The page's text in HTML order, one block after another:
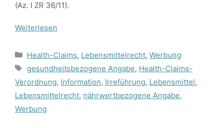
(Az. I ZR 36/11).
Weiterlesen
Kategorien
Health-Claims, Lebensmittelrecht, Werbung
Schlagwörter
gesundheitsbezogene Angabe, Health-Claims-
Verordnung, Information, Irreführung, Lebensmittel,
Lebensmittelrecht, nährwertbezogene Angabe,
Werbung